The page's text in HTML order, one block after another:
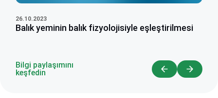
26.10.2023
Balık yeminin balık fizyolojisiyle eşleştirilmesi
Bilgi paylaşımını
keşfedin